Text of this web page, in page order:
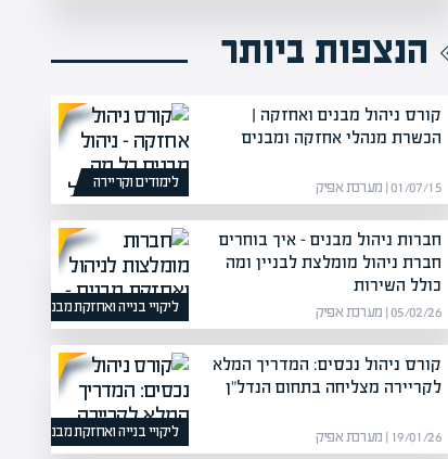
הנצפות ביותר
לימודים וקריירה
קורס ניהול מבנים ואחזקה |
הכשרת מנהלי אחזקה ומבנים
01/07/15 | מערכת אפיק
ליקויי בנייה ואחזקת מבנים
חברות ניהול מבנים – איך בוחרים
חברת ניהול מומלצת לבניין ומה
כולל השירות
05/02/26 | מערכת אפיק
ליקויי בנייה ואחזקת מבנים
קורס ניהול נכסים: המדריך המלא
לקריירה מצליחה בתחום הנדל"ן
19/01/26 | מערכת אפיק